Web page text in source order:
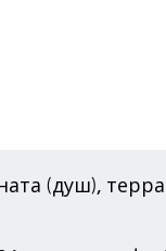
(душ),